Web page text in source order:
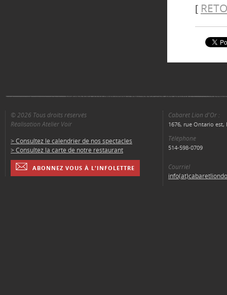
[
© 2026 Tous droits réservés
Réalisation Atelier Voir
> Consultez le calendrier de nos spectacles
> Consultez la carte de notre restaurant
ABONNEZ VOUS À L'INFOLETTRE
Cabaret Lion d'Or :
1676, rue Ontario est,
Téléphone
514-598-0709
Courriel